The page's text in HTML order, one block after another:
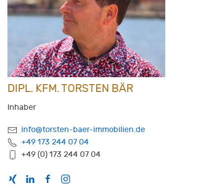
DIPL. KFM. TORSTEN BÄR
Inhaber
info@torsten-baer-immobilien.de
+49 173 244 07 04
+49 (0) 173 244 07 04